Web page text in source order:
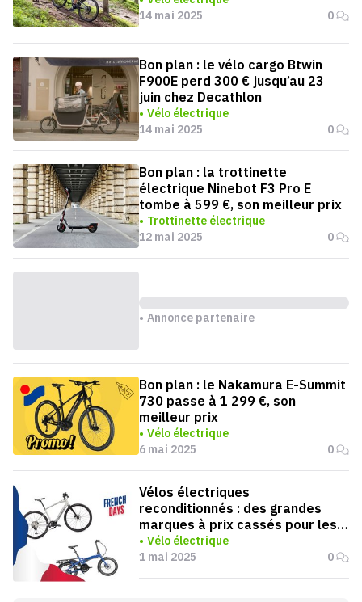
14 mai 2025
0
Bon plan : le vélo cargo Btwin
F900E perd 300 € jusqu’au 23
juin chez Decathlon
Vélo électrique
14 mai 2025
0
Bon plan : la trottinette
électrique Ninebot F3 Pro E
tombe à 599 €, son meilleur prix
Trottinette électrique
12 mai 2025
0
Annonce partenaire
Bon plan : le Nakamura E-Summit
730 passe à 1 299 €, son
meilleur prix
Vélo électrique
6 mai 2025
0
Vélos électriques
reconditionnés : des grandes
marques à prix cassés pour les
French Days
Vélo électrique
1 mai 2025
0